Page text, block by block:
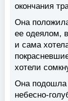
окончания
Она
ее одеялом,
и сама
хотели
Она подошла
небесно-